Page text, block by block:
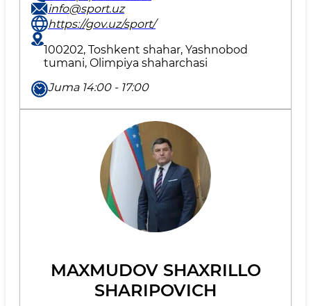
info@sport.uz
https://gov.uz/sport/
100202, Toshkent shahar, Yashnobod
tumani, Olimpiya shaharchasi
Juma 14:00 - 17:00
MAXMUDOV SHAXRILLO
SHARIPOVICH